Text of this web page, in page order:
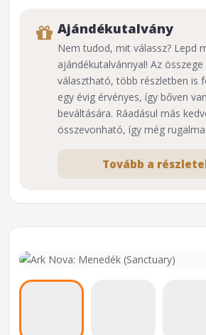
Ajándékutalvány
Nem tudod, mit válassz? Lepd
ajándékutalvánnyal! Az
választható, több részletben is
egy évig érvényes, így bőven
beváltására. Ráadásul más
összevonható, így még
Tovább a